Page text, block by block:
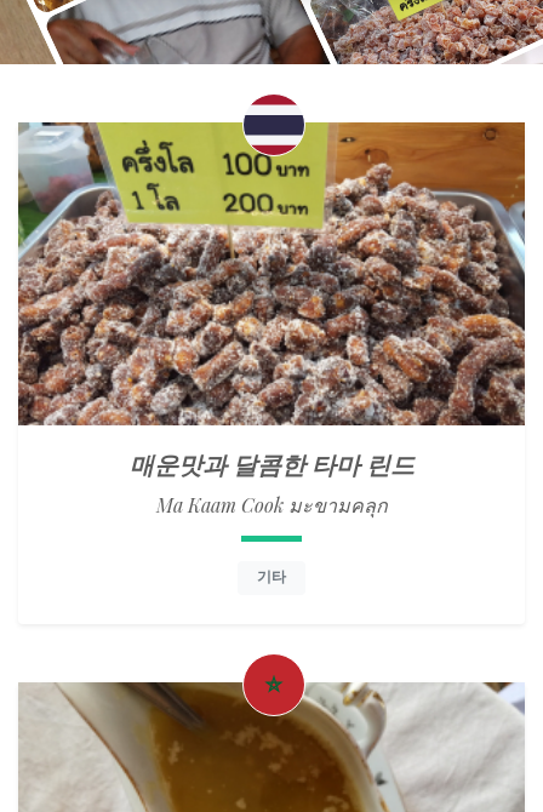
매운맛과 달콤한 타마 린드
Ma Kaam Cook มะขามคลุก
기타